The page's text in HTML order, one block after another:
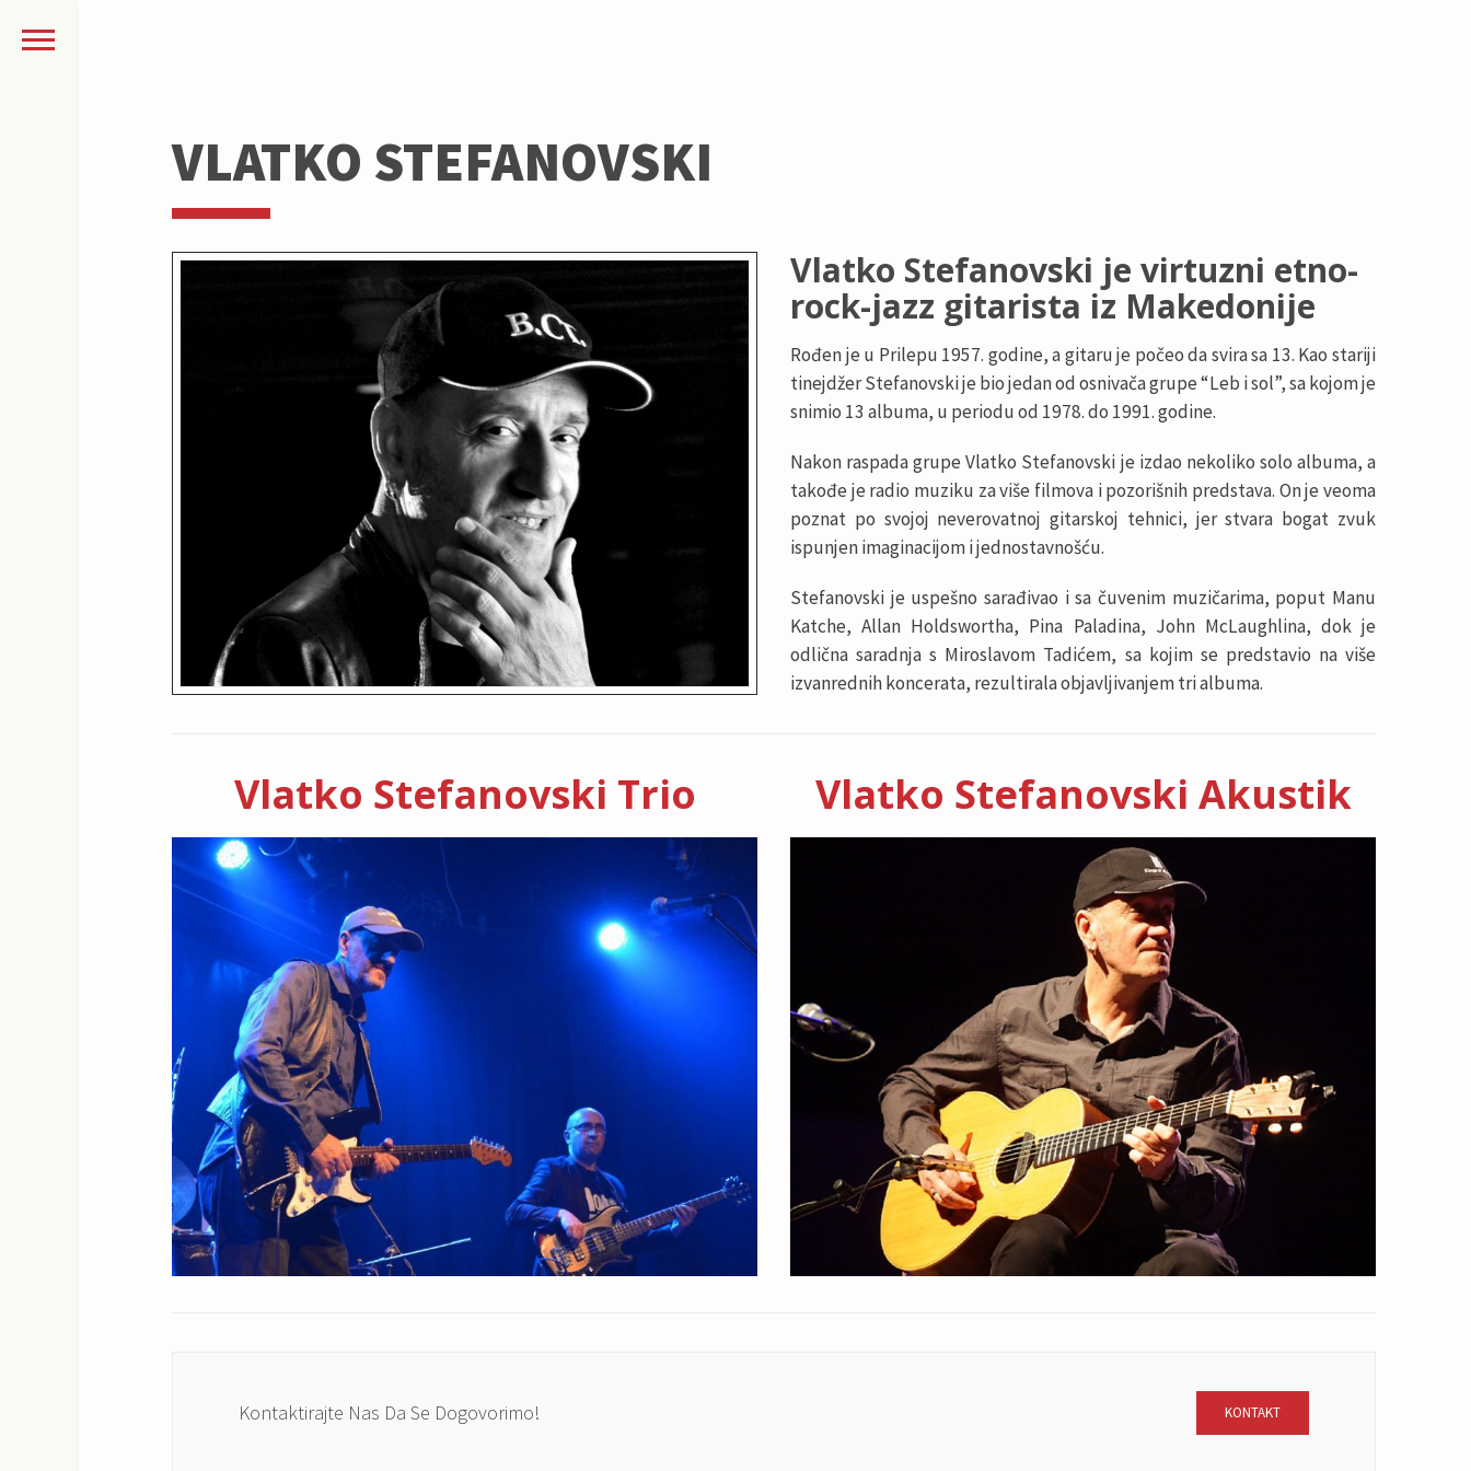
VLATKO STEFANOVSKI
Vlatko Stefanovski je virtuzni etno-
rock-jazz gitarista iz Makedonije
Rođen je u Prilepu 1957. godine, a gitaru je počeo da svira sa 13. Kao stariji
tinejdžer Stefanovski je bio jedan od osnivača grupe “Leb i sol”, sa kojom je
snimio 13 albuma, u periodu od 1978. do 1991. godine.
Nakon raspada grupe Vlatko Stefanovski je izdao nekoliko solo albuma, a
takođe je radio muziku za više filmova i pozorišnih predstava. On je veoma
poznat po svojoj neverovatnoj gitarskoj tehnici, jer stvara bogat zvuk
ispunjen imaginacijom i jednostavnošću.
Stefanovski je uspešno sarađivao i sa čuvenim muzičarima, poput Manu
Katche, Allan Holdswortha, Pina Paladina, John McLaughlina, dok je
odlična saradnja s Miroslavom Tadićem, sa kojim se predstavio na više
izvanrednih koncerata, rezultirala objavljivanjem tri albuma.
Vlatko Stefanovski Trio Vlatko Stefanovski Akustik
Kontaktirajte Nas Da Se Dogovorimo! KONTAKT